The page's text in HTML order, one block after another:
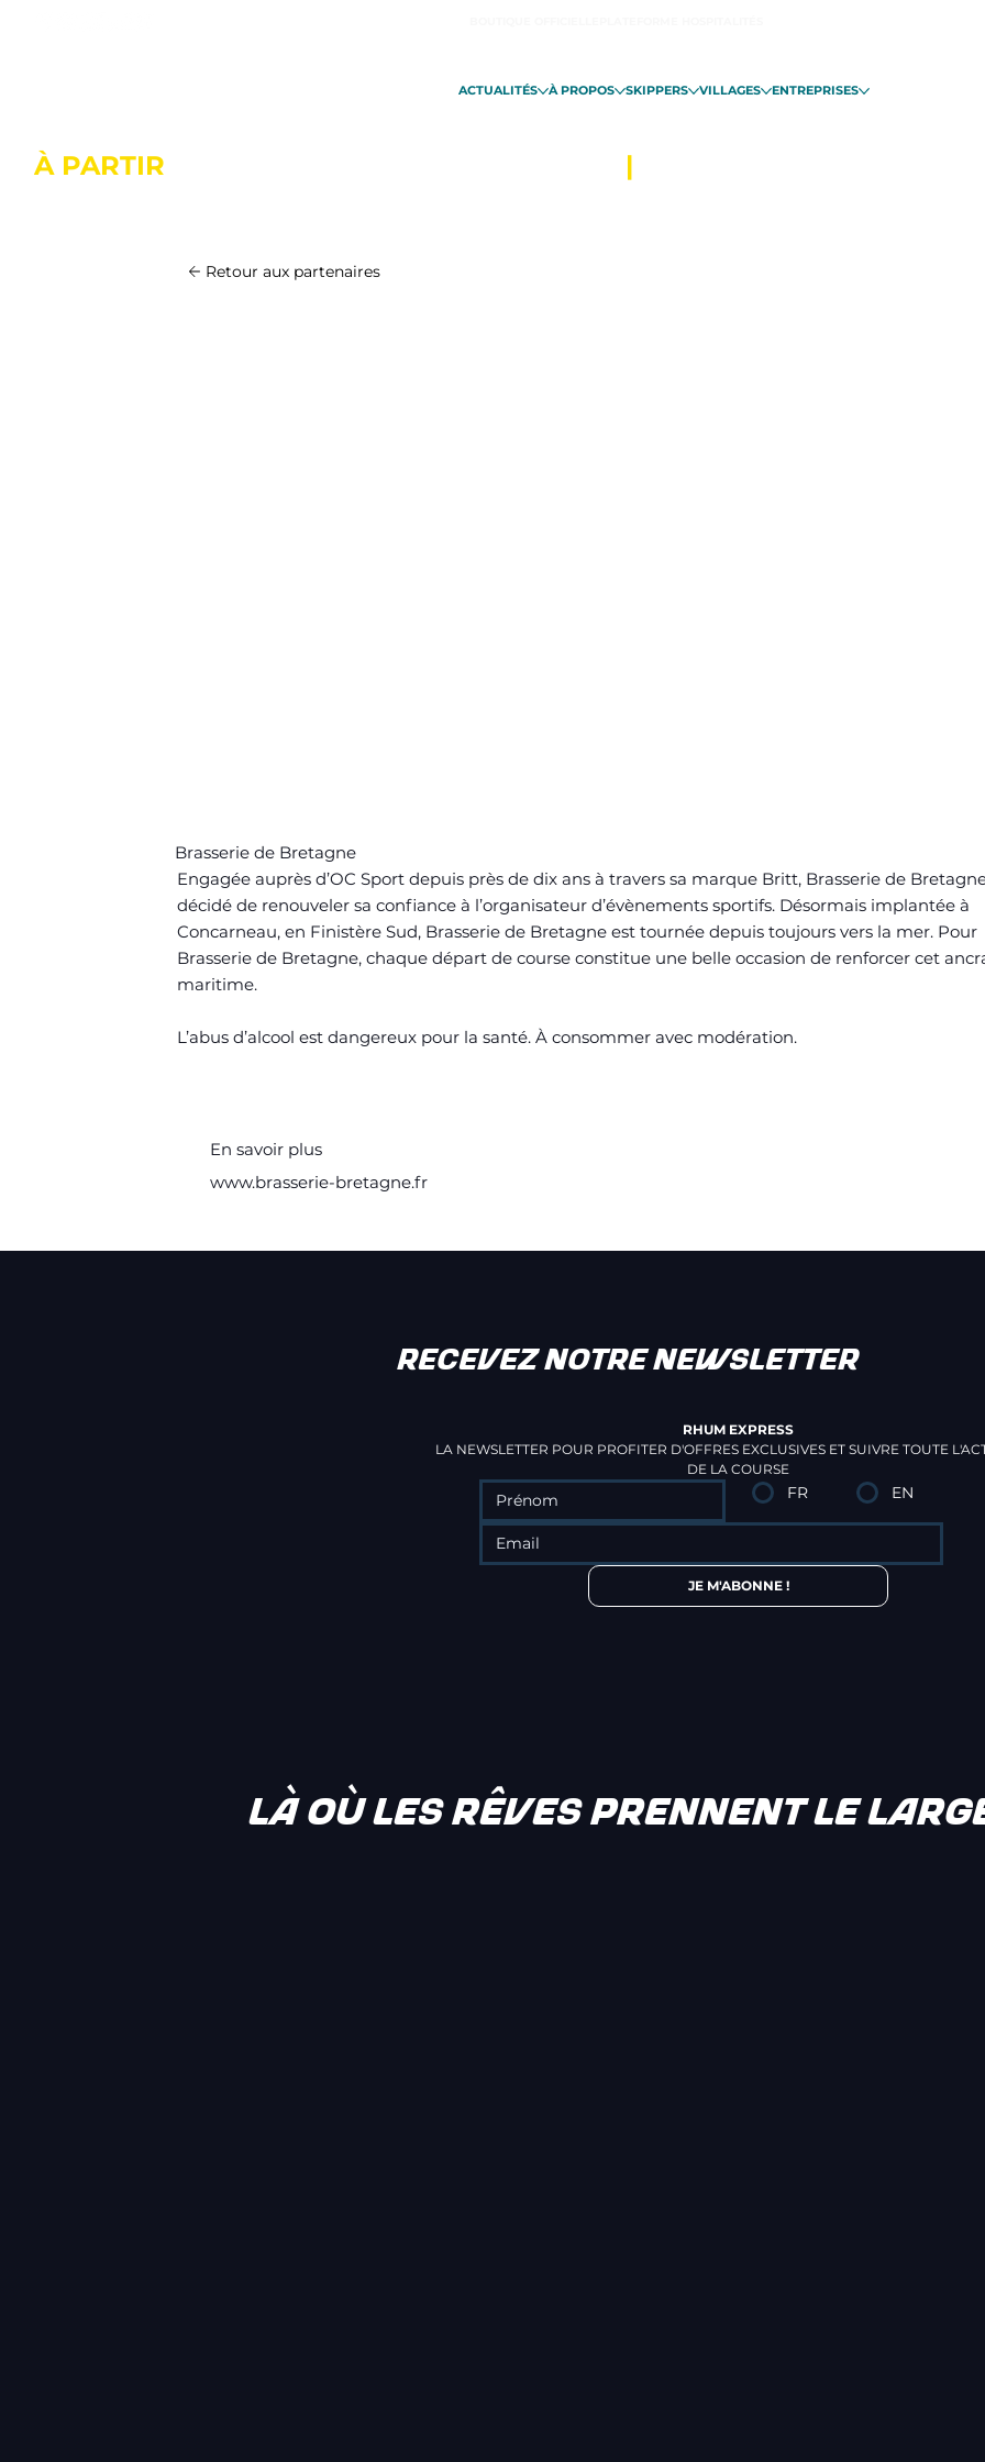
À PARTIR |
ACTUALITÉS À PROPOS SKIPPERS VILLAGES ENTREPRISES
Retour aux partenaires
Brasserie de Bretagne
Engagée auprès d’OC Sport depuis près de dix ans à travers sa marque Britt, Brasserie de
décidé de renouveler sa confiance à l’organisateur d’évènements sportifs. Désormais implantée à
Concarneau, en Finistère Sud, Brasserie de Bretagne est tournée depuis toujours vers la mer. Pour
Brasserie de Bretagne, chaque départ de course constitue une belle occasion de renforcer cet
maritime.
L’abus d’alcool est dangereux pour la santé. À consommer avec modération.
En savoir plus
www.brasserie-bretagne.fr
LÀ OÙ LES RÊVES PRENNENT LE
RECEVEZ NOTRE NEWSLETTER
RHUM EXPRESS
LA NEWSLETTER POUR PROFITER D'OFFRES EXCLUSIVES ET SUIVRE TOUTE
DE LA COURSE
FR EN
JE M'ABONNE !